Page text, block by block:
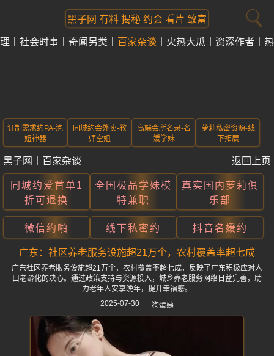
黑子网 有料 揭秘 约会 看片 致富
社会时事 奇闻另类 百家杂谈 火热大瓜 资深作者
订制需求约PA-泡
妞神器
同城约会外卖-教
师空姐
高端会所名录-名
媛学妹
萝莉私密资源-线
下拓展
黑子网 百家杂谈 返回上页
同城约爱首单1
折可退换
全国极品学妹模
特兼职
真实国内萝莉俱
乐部
微信约啪 线下私密约 抖音名媛约
广东：社区养老服务设施超21万个，农村覆盖率超七成
广东社区养老服务设施超21万个，农村覆盖率超七成，反映了广东积极应对人
口老龄化的决心。通过政策支持与资源投入，城乡养老服务网络日益完善，助
力老年人安享晚年，提升幸福感。
2025-07-30
狗蛋姨